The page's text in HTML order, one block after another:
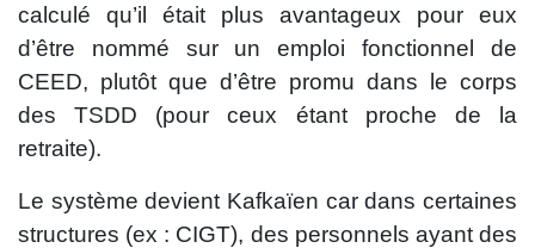
calculé qu’il était plus avantageux pour eux
d’être nommé sur un emploi fonctionnel de
CEED, plutôt que d’être promu dans le corps
des TSDD (pour ceux étant proche de la
retraite).
Le système devient Kafkaïen car dans certaines
structures (ex : CIGT), des personnels ayant des